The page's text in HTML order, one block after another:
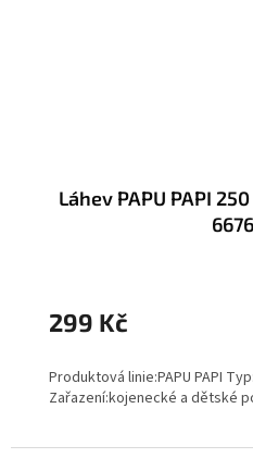
Láhev PAPU PAPI
299 Kč
Produktová linie:PAPU PAPI
Zařazení:kojenecké a dětské